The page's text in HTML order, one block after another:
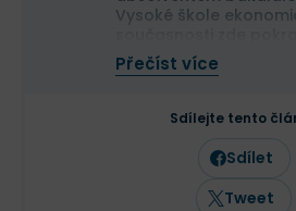
Vysoké škole
magisterském studiu.
Na finančních trzích
analýze tradičních i
trhů. Ve Finexu
zaměřuje se na
makroekonomii a
finančních trzích.
Přečíst více
Sdílejte tento
Sdílet
Tweet